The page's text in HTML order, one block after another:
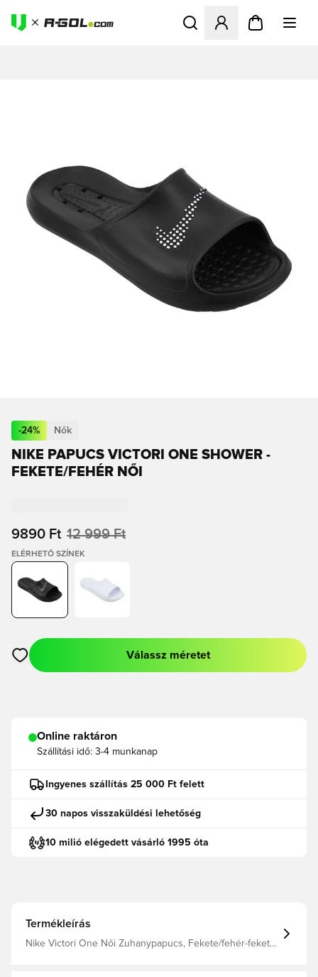
Megnyit egy modált a
-24% Nők
NIKE PAPUCS VICTORI ONE SHOWER -
FEKETE/FEHÉR NŐI
9890 Ft 12 999 Ft
ELÉRHETŐ SZÍNEK
Megnyit egy modált a bejelentkezéshez vagy a tagként való
Válassz méretet
Online raktáron
Szállítási idő: 3-4 munkanap
Ingyenes szállítás 25 000 Ft felett
30 napos visszaküldési lehetőség
10 milió elégedett vásárló 1995 óta
Termékleírás
Nike Victori One Női Zuhanypapucs, Fekete/fehér-fekete,